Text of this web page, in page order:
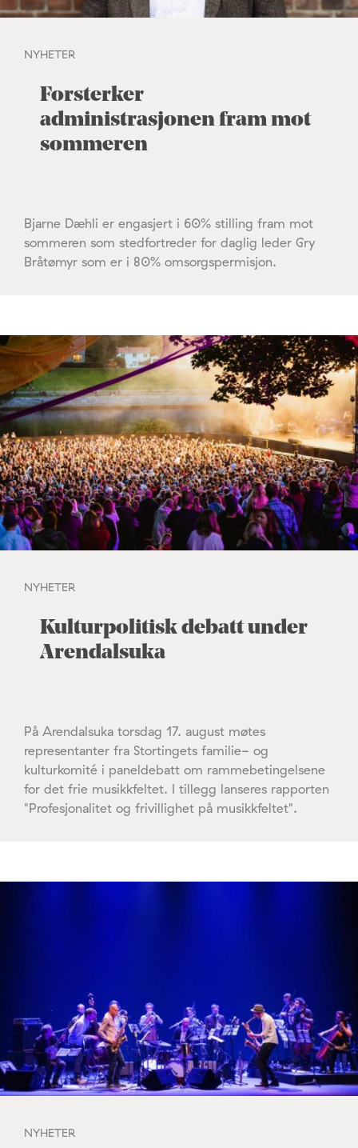
NYHETER
Forsterker
administrasjonen fram mot
sommeren
Bjarne Dæhli er engasjert i 60% stilling fram mot
sommeren som stedfortreder for daglig leder Gry
Bråtømyr som er i 80% omsorgspermisjon.
NYHETER
Kulturpolitisk debatt under
Arendalsuka
På Arendalsuka torsdag 17. august møtes
representanter fra Stortingets familie- og
kulturkomité i paneldebatt om rammebetingelsene
for det frie musikkfeltet. I tillegg lanseres rapporten
"Profesjonalitet og frivillighet på musikkfeltet".
NYHETER